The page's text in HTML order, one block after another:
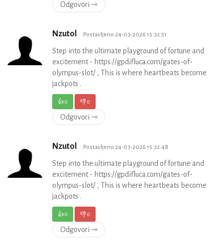
Odgovori ⇾
Nzutol Postavljeno 24-03-2026 15:32:51
Step into the ultimate playground of fortune and
excitement - https://gpdifluca.com/gates-of-
olympus-slot/ , This is where heartbeats become
jackpots .
👍0 👎0
Odgovori ⇾
Nzutol Postavljeno 24-03-2026 15:32:48
Step into the ultimate playground of fortune and
excitement - https://gpdifluca.com/gates-of-
olympus-slot/ , This is where heartbeats become
jackpots .
👍0 👎0
Odgovori ⇾